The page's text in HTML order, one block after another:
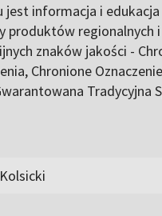
jest informacja i
produktów regionalnych i
znaków jakości -
Chronione Oznaczenie
Tradycyjna